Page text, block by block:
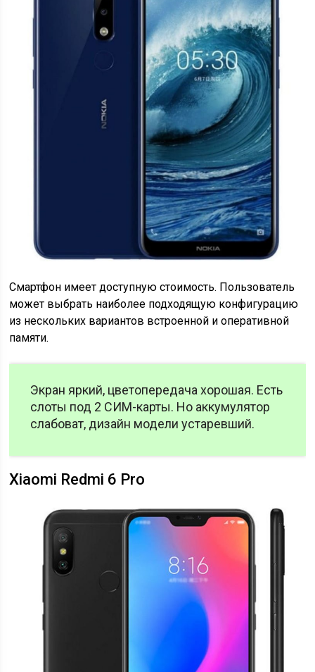
Смартфон имеет доступную стоимость. Пользователь
может выбрать наиболее подходящую конфигурацию
из нескольких вариантов встроенной и оперативной
памяти.
Экран яркий, цветопередача хорошая. Есть
слоты под 2 СИМ-карты. Но аккумулятор
слабоват, дизайн модели устаревший.
Xiaomi Redmi 6 Pro